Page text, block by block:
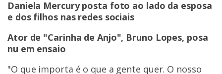
Daniela Mercury posta foto ao lado da esposa
e dos filhos nas redes sociais
Ator de "Carinha de Anjo", Bruno Lopes, posa
nu em ensaio
"O que importa é o que a gente quer. O nosso